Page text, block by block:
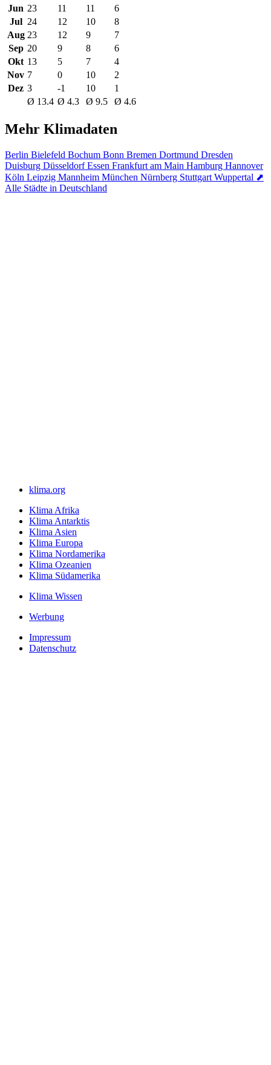
Jun 23 11 11
6
Jul 24 12 10
8
Aug 23 12 9
7
Sep 20 9 8
6
Okt 13 5 7
4
Nov 7 0 10
2
Dez 3 -1 10
1
Ø 13.4 Ø 4.3 Ø 9.5 Ø 4.6
Mehr Klimadaten
Berlin Bielefeld Bochum Bonn Bremen Dortmund Dresden
Duisburg DüsseldorfEssen Frankfurt am Main Hamburg Hannover
Köln Leipzig Mannheim München Nürnberg Stuttgart Wuppertal ⬈
Alle Städte in Deutschland
klima.org
Klima Afrika
Klima Antarktis
Klima Asien
Klima Europa
Klima Nordamerika
Klima Ozeanien
Klima Südamerika
Klima Wissen
Werbung
Impressum
Datenschutz